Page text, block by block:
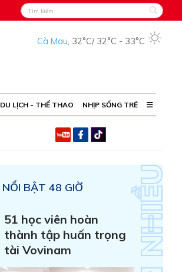
Cà Mau, 32°C/ 32°C - 33°C
DU LỊCH - THỂ THAO NHỊP SỐNG TRẺ
NỔI BẬT 48 GIỜ
51 học viên hoàn
thành tập huấn trọng
tài Vovinam